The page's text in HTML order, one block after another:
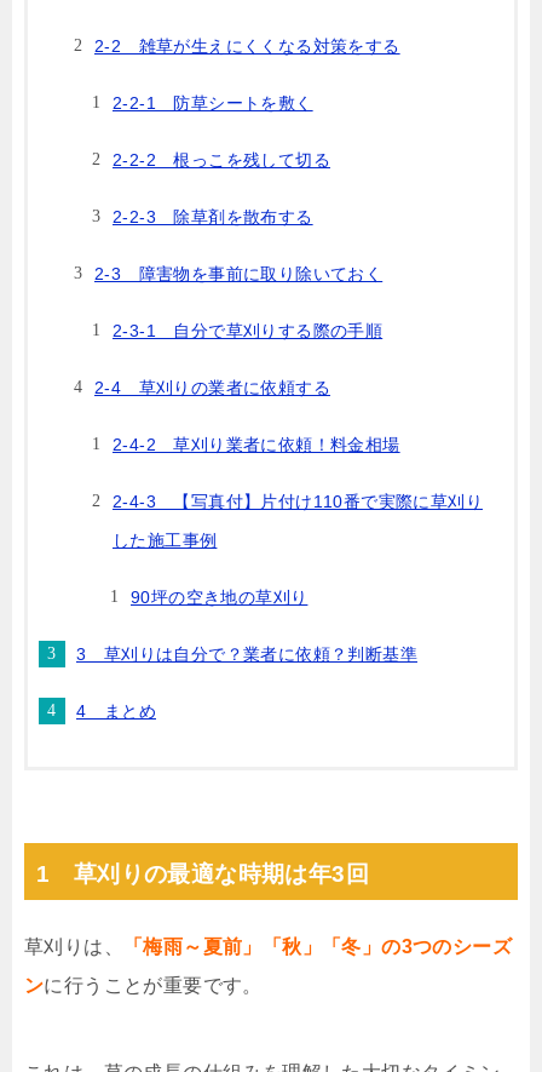
2-2 雑草が生えにくくなる対策をする
2-2-1 防草シートを敷く
2-2-2 根っこを残して切る
2-2-3 除草剤を散布する
2-3 障害物を事前に取り除いておく
2-3-1 自分で草刈りする際の手順
2-4 草刈りの業者に依頼する
2-4-2 草刈り業者に依頼！料金相場
2-4-3 【写真付】片付け110番で実際に草刈り
した施工事例
90坪の空き地の草刈り
3 草刈りは自分で？業者に依頼？判断基準
4 まとめ
1 草刈りの最適な時期は年3回
草刈りは、
「梅雨～夏前」「秋」「冬」の3つのシーズ
ンに行うことが重要です。